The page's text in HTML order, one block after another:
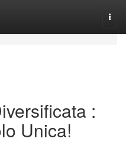
:
Unica!